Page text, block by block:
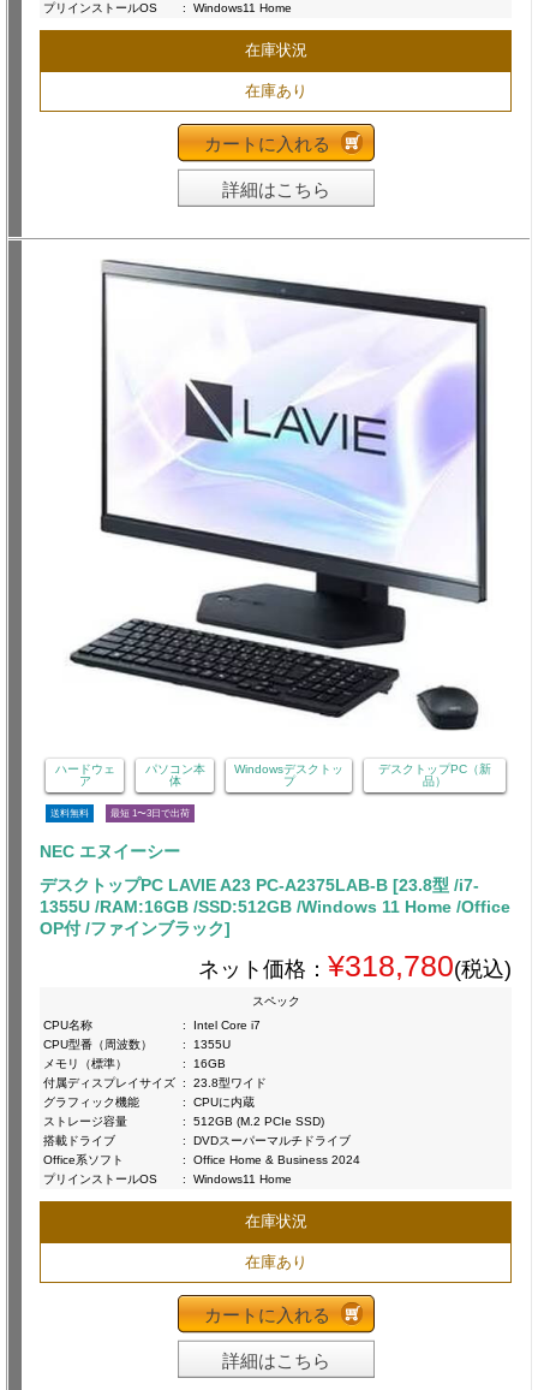
プリインストールOS
: Windows11 Home
在庫状況
在庫あり
カートに入れる
詳細はこちら
ハードウェ
ア
パソコン本
体
Windowsデスクトッ
プ
デスクトップPC（新
品）
送料無料 最短 1〜3日で出荷
NEC エヌイーシー
デスクトップPC LAVIE A23 PC-A2375LAB-B [23.8型 /i7-
1355U /RAM:16GB /SSD:512GB /Windows 11 Home /Office
OP付 /ファインブラック]
ネット価格： ¥318,780(税込)
スペック
CPU名称
:
Intel Core i7
CPU型番（周波数）
:
1355U
メモリ（標準）
:
16GB
付属ディスプレイサイズ :
23.8型ワイド
グラフィック機能
:
CPUに内蔵
ストレージ容量
:
512GB (M.2 PCIe SSD)
搭載ドライブ
:
DVDスーパーマルチドライブ
Office系ソフト
:
Office Home & Business 2024
プリインストールOS
: Windows11 Home
在庫状況
在庫あり
カートに入れる
詳細はこちら